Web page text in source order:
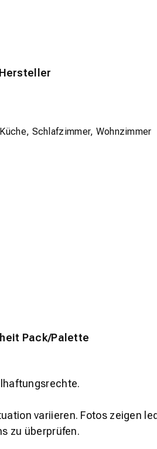
Schlafzimmer, Wohnzimmer
Pack/Palette
variieren. Fotos zeigen
zu überprüfen.